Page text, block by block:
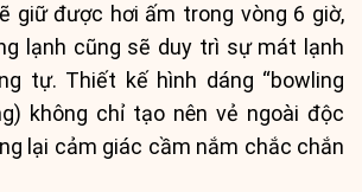
giữ được hơi ấm trong vòng 6 giờ,
lạnh cũng sẽ duy trì sự mát lạnh
tự. Thiết kế hình dáng “bowling
không chỉ tạo nên vẻ ngoài độc
lại cảm giác cầm nắm chắc chắn